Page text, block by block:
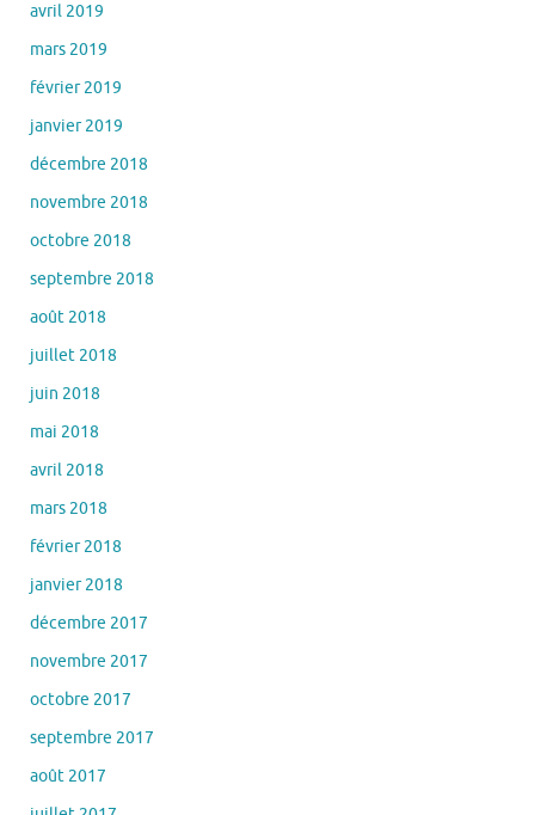
avril 2019
mars 2019
février 2019
janvier 2019
décembre 2018
novembre 2018
octobre 2018
septembre 2018
août 2018
juillet 2018
juin 2018
mai 2018
avril 2018
mars 2018
février 2018
janvier 2018
décembre 2017
novembre 2017
octobre 2017
septembre 2017
août 2017